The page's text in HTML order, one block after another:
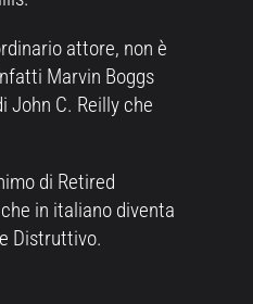
attore, non è
Marvin Boggs
John C. Reilly che
di Retired
in italiano diventa
Distruttivo.